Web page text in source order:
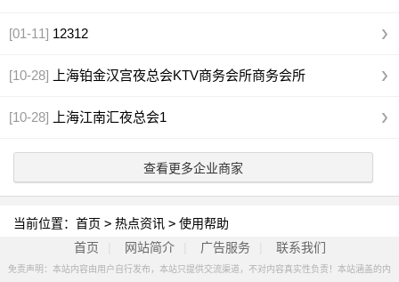
[01-11] 12312
[10-28] 上海铂金汉宫夜总会KTV商务会所商务会所
[10-28] 上海江南汇夜总会1
查看更多企业商家
当前位置： 首页 > 热点资讯 > 使用帮助
首页
网站简介 广告服务 联系我们
免责声明：本站内容由用户自行发布，本站只提供交流渠道，不对内容真实性负责！本站涵盖的内